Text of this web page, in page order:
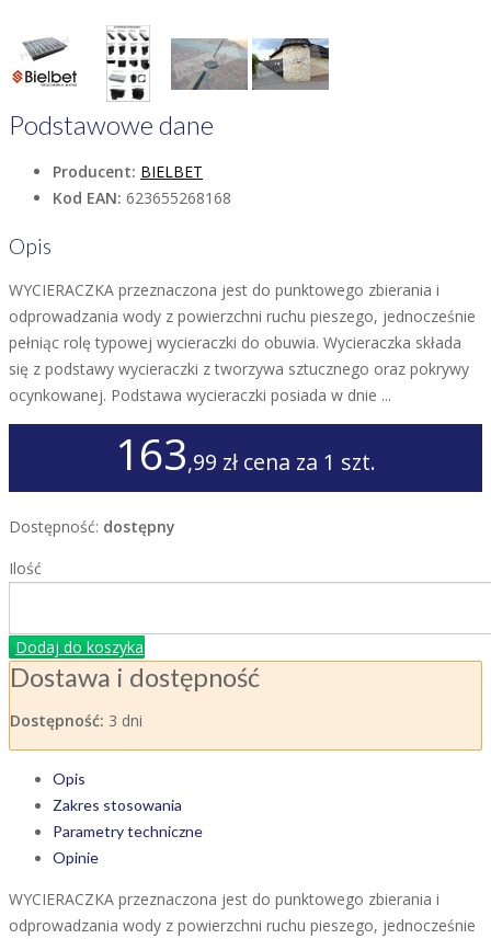
Podstawowe dane
Producent: BIELBET
Kod EAN: 623655268168
Opis
WYCIERACZKA przeznaczona jest do punktowego zbierania i
odprowadzania wody z powierzchni ruchu pieszego, jednocześnie
pełniąc rolę typowej wycieraczki do obuwia. Wycieraczka składa
się z podstawy wycieraczki z tworzywa sztucznego oraz pokrywy
ocynkowanej. Podstawa wycieraczki posiada w dnie ...
163,99 zł cena za 1 szt.
Dostępność: dostępny
Ilość
Dodaj do koszyka
Dostawa i dostępność
Dostępność: 3 dni
Opis
Zakres stosowania
Parametry techniczne
Opinie
WYCIERACZKA przeznaczona jest do punktowego zbierania i
odprowadzania wody z powierzchni ruchu pieszego, jednocześnie